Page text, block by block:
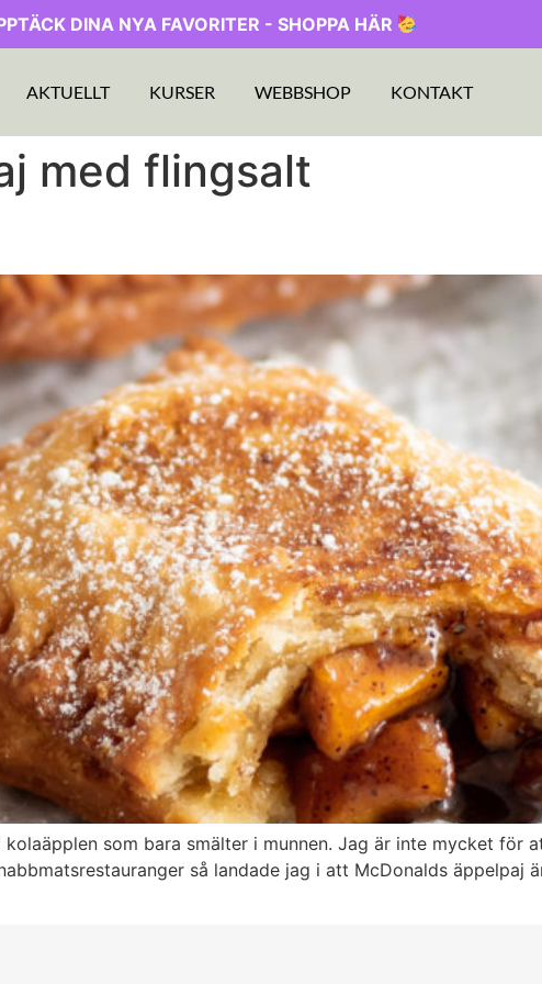
DINA NYA FAVORITER - SHOPPA HÄR
AKTUELLT KURSER WEBBSHOP KONTAKT
med flingsalt
som bara smälter i munnen. Jag är inte mycket för
så landade jag i att McDonalds äppelpaj